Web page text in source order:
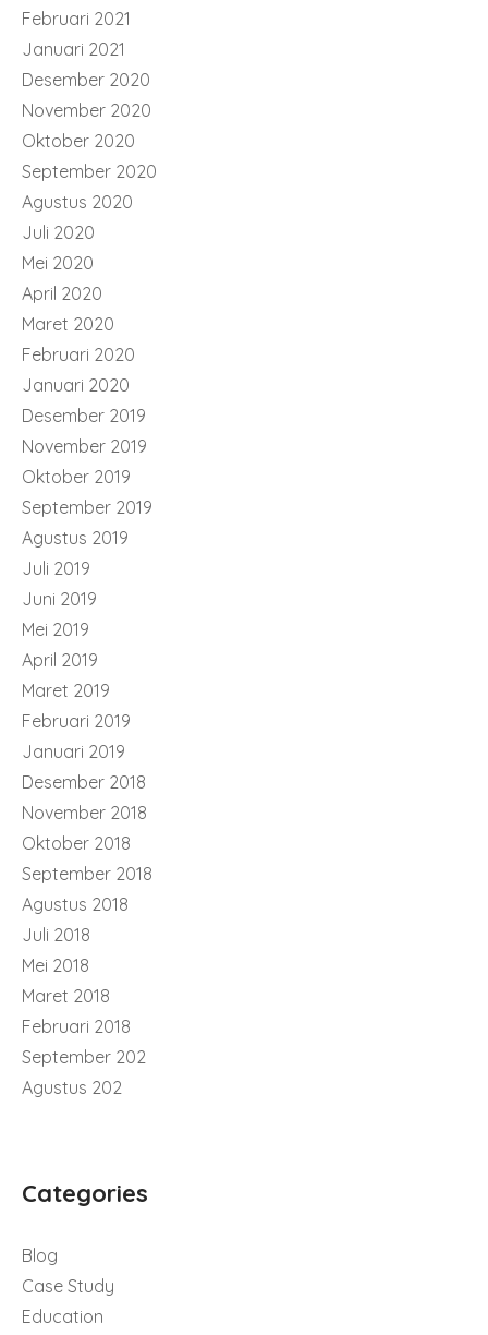
Februari 2021
Januari 2021
Desember 2020
November 2020
Oktober 2020
September 2020
Agustus 2020
Juli 2020
Mei 2020
April 2020
Maret 2020
Februari 2020
Januari 2020
Desember 2019
November 2019
Oktober 2019
September 2019
Agustus 2019
Juli 2019
Juni 2019
Mei 2019
April 2019
Maret 2019
Februari 2019
Januari 2019
Desember 2018
November 2018
Oktober 2018
September 2018
Agustus 2018
Juli 2018
Mei 2018
Maret 2018
Februari 2018
September 202
Agustus 202
Categories
Blog
Case Study
Education